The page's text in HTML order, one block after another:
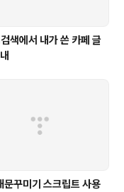
색에서 내가 쓴 카페 글
꾸미기 스크립트 사용